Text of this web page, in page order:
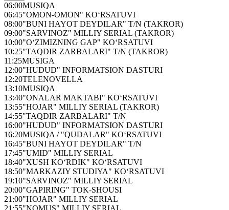
06:00MUSIQA
06:45"OMON-OMON" KO‘RSATUVI
08:00"BUNI HAYOT DEYDILAR" T/N (TAKROR)
09:00"SARVINOZ" MILLIY SERIAL (TAKROR)
10:00"O‘ZIMIZNING GAP" KO‘RSATUVI
10:25"TAQDIR ZARBALARI" T/N (TAKROR)
11:25MUSIGA
12:00"HUDUD" INFORMATSION DASTURI
12:20TELENOVELLA
13:10MUSIQA
13:40"ONALAR MAKTABI" KO‘RSATUVI
13:55"HOJAR" MILLIY SERIAL (TAKROR)
14:55"TAQDIR ZARBALARI" T/N
16:00"HUDUD" INFORMATSION DASTURI
16:20MUSIQA / "QUDALAR" KO‘RSATUVI
16:45"BUNI HAYOT DEYDILAR" T/N
17:45"UMID" MILLIY SERIAL
18:40"XUSH KO‘RDIK" KO‘RSATUVI
18:50"MARKAZIY STUDIYA" KO‘RSATUVI
19:10"SARVINOZ" MILLIY SERIAL
20:00"GAPIRING" TOK-SHOUSI
21:00"HOJAR" MILLIY SERIAL
21:55"NOMUS" MILLIY SERIAL